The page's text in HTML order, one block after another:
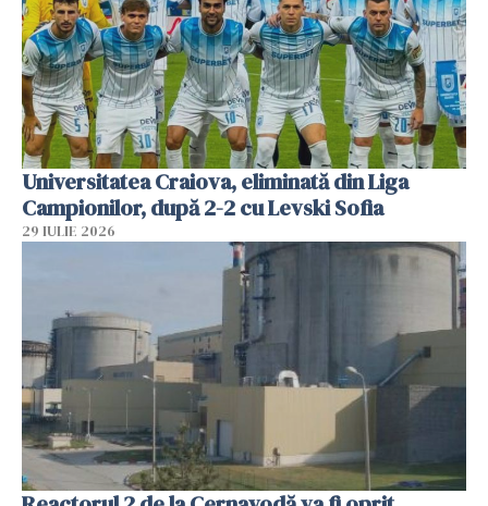
Universitatea Craiova, eliminată din Liga
Campionilor, după 2-2 cu Levski Sofia
29 IULIE 2026